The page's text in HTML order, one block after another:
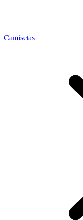
Camisetas